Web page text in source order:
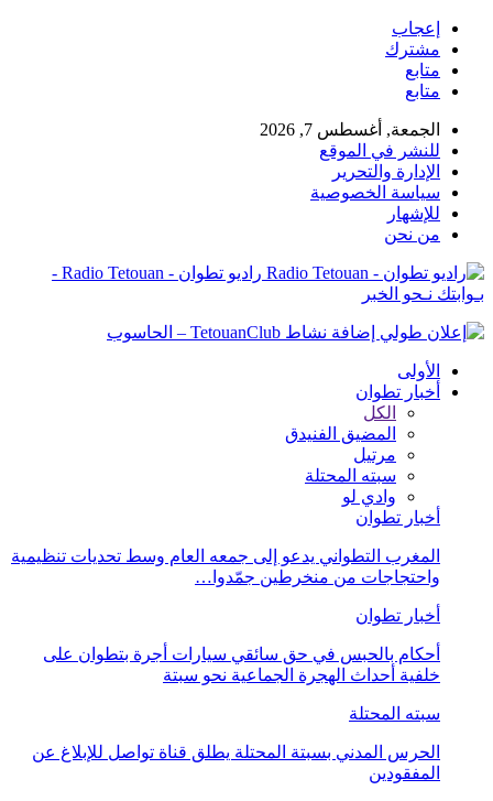
إعجاب
مشترك
متابع
متابع
الجمعة, أغسطس 7, 2026
للنشر في الموقع
الإدارة والتحرير
سياسة الخصوصية
للإشهار
من نحن
راديو تطوان - Radio Tetouan -
بـوابتك نـحو الخبر
الأولى
أخبار تطوان
الكل
المضيق الفنيدق
مرتيل
سبته المحتلة
وادي لو
أخبار تطوان
المغرب التطواني يدعو إلى جمعه العام وسط تحديات تنظيمية
واحتجاجات من منخرطين جمّدوا…
أخبار تطوان
أحكام بالحبس في حق سائقي سيارات أجرة بتطوان على
خلفية أحداث الهجرة الجماعية نحو سبتة
سبته المحتلة
الحرس المدني بسبتة المحتلة يطلق قناة تواصل للإبلاغ عن
المفقودين